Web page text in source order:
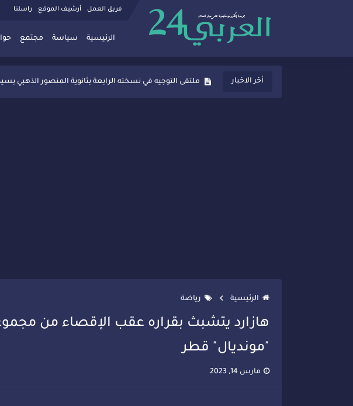
فريق العمل أرشيف الموقع راسلنا
الرئيسية سياسة مجتمع
أخر الاخبار
ثانوية المنصور الذهبي بسيدي قاسم تُعزّز ثقافة التوجيه
ملتقى التوجيه في نسخته الرابعة بثانوية المنصور الذهبي
الرئيسية رياضة
هازارد يتشبث بقراره عقب الإقصاء من
"مونديال" قطر
مارس 14, 2023